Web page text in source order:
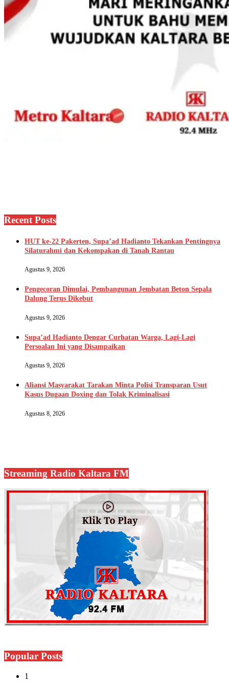
Recent Posts
HUT ke-22 Pakerten, Supa’ad Hadianto Tekankan Pentingnya
Silaturahmi dan Kekompakan di Tanah Rantau
Agustus 9, 2026
Pengecoran Dimulai, Pembangunan Jembatan Beton Sepala
Dalung Terus Dikebut
Agustus 9, 2026
Supa’ad Hadianto Dengar Curhatan Warga, Lagi-Lagi
Persoalan Ini yang Disampaikan
Agustus 9, 2026
Aliansi Masyarakat Tarakan Minta Polisi Transparan Usut
Kasus Dugaan Doxing dan Tolak Kriminalisasi
Agustus 8, 2026
Streaming Radio Kaltara FM
Popular Posts
1